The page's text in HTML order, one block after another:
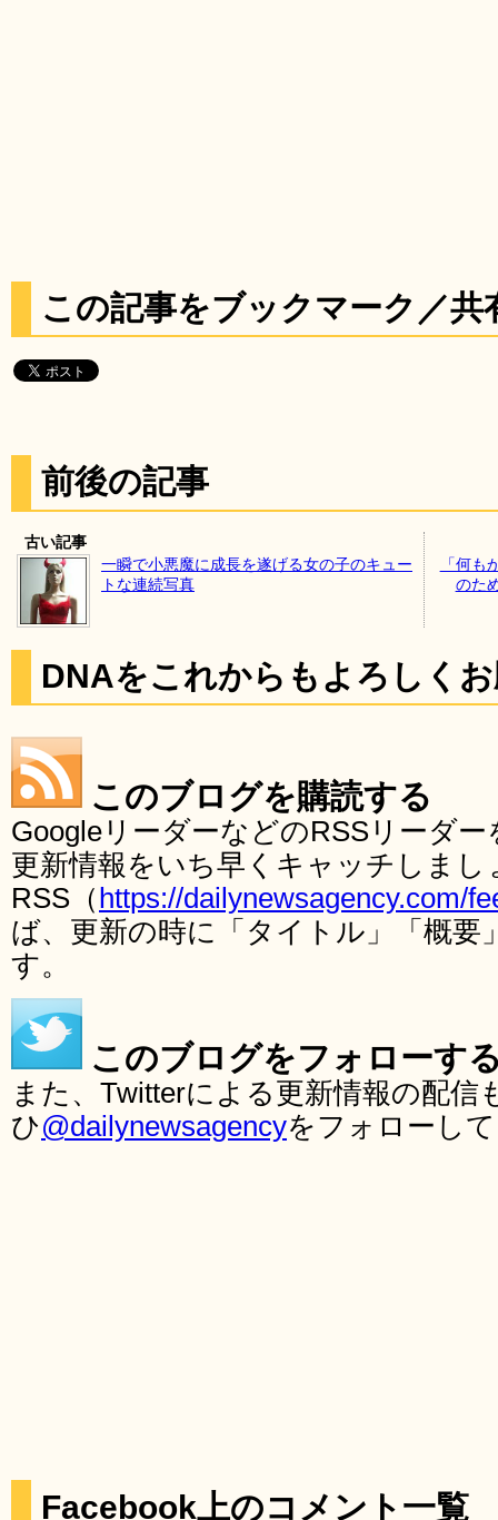
この記事をブックマーク／共
前後の記事
古い記事
一瞬で小悪魔に成長を遂げる女の子のキュー
トな連続写真
「何
のた
DNAをこれからもよろしく
このブログを購読する
GoogleリーダーなどのRSSリーダ
更新情報をいち早くキャッチしま
RSS（ https://dailynewsagency.com/
ば、更新の時に「タイトル」「概要
す。
このブログをフォローす
また、Twitterによる更新情報の配
ひ@dailynewsagencyをフォローし
Facebook上のコメント一覧